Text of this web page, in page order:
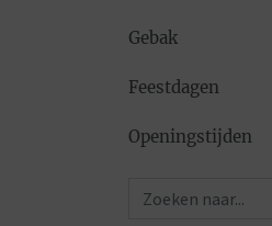
Gebak
Feestdagen
Openingstijden